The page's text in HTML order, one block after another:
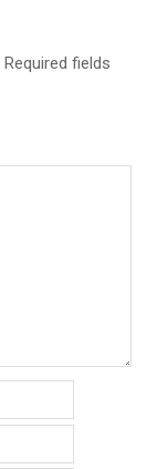
Required fields